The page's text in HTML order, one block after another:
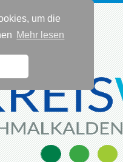
um die
Mehr lesen
36 83 - 40 91 0